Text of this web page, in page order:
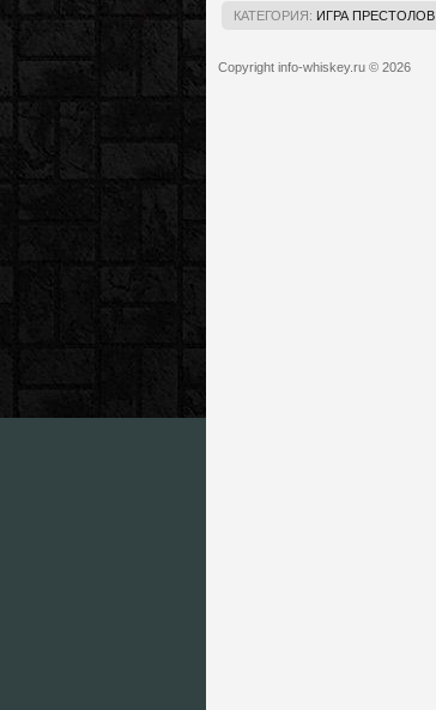
КАТЕГОРИЯ: ИГРА ПРЕСТОЛОВ
Copyright info-whiskey.ru © 2026